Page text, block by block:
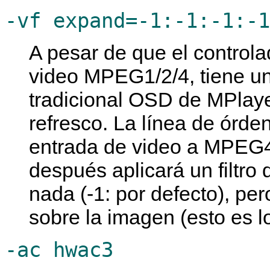
-vf expand=-1:-1:-1:-
A pesar de que el
video MPEG1/2/4, tiene
tradicional OSD de
refresco. La línea de
entrada de video a
después aplicará un filtro
nada (-1: por defecto),
sobre la imagen (esto es
-ac hwac3